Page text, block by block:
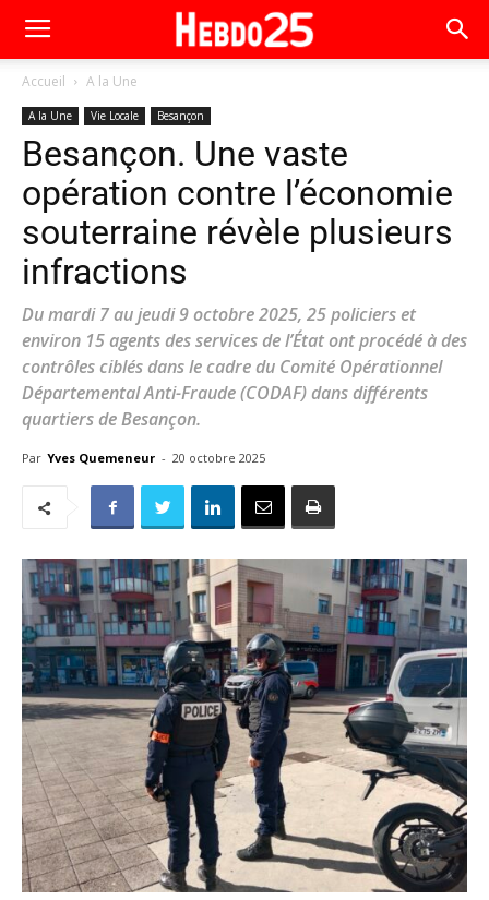
Accueil A la Une
A la Une Vie Locale Besançon
Besançon. Une vaste
opération contre l’économie
souterraine révèle plusieurs
infractions
Du mardi 7 au jeudi 9 octobre 2025, 25 policiers et
environ 15 agents des services de l’État ont procédé à des
contrôles ciblés dans le cadre du Comité Opérationnel
Départemental Anti-Fraude (CODAF) dans différents
quartiers de Besançon.
Par Yves Quemeneur - 20 octobre 2025